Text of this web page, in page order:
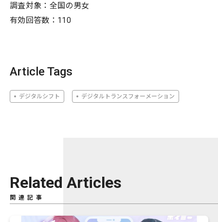
調査対象：全国の男女
有効回答数：110
Article Tags
デジタルシフト デジタルトランスフォーメーション
Related Articles
関連記事